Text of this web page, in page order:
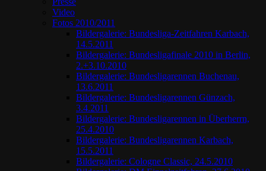
Video
Fotos 2010/2011
Bildergalerie: Bundesliga-Zeitfahren Karbach,
14.5.2011
Bildergalerie: Bundesligafinale 2010 in Berlin,
2.+3.10.2010
Bildergalerie: Bundesligarennen Buchenau,
13.6.2011
Bildergalerie: Bundesligarennen Günzach,
3.4.2011
Bildergalerie: Bundesligarennen in Überherrn,
25.4.2010
Bildergalerie: Bundesligarennen Karbach,
15.5.2011
Bildergalerie: Cologne Classic, 24.5.2010